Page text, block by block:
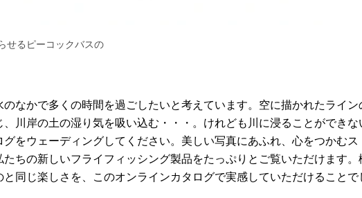
せるピーコックバスの
なかで多くの時間を過ごしたいと考えています。空に描かれたライ
川岸の土の湿り気を吸い込む・・・。けれども川に浸ることができな
をウェーディングしてください。美しい写真にあふれ、心をつかむス
ちの新しいフライフィッシング製品をたっぷりとご覧いただけます
同じ楽しさを、このオンラインカタログで実感していただけることで